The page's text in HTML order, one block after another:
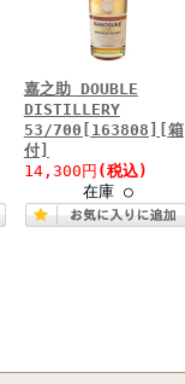
嘉之助 DOUBLE
DISTILLERY
53/700[163808][箱
付]
14,300円 (税込)
在庫 ○